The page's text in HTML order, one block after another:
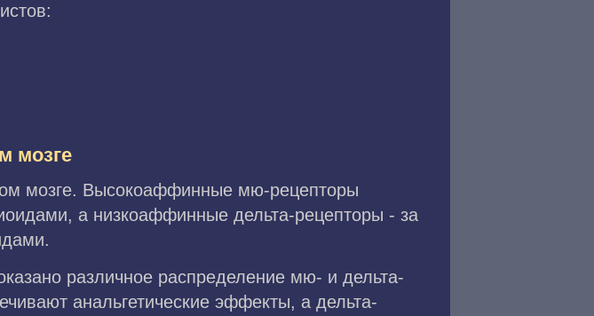
мозге
мозге. Высокоаффинные мю-рецепторы
а низкоаффинные дельта-рецепторы - за
различное распределение мю- и дельта-
анальгетические эффекты, а дельта-